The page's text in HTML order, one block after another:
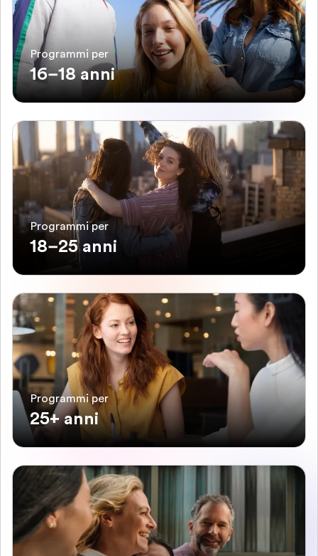
Programmi per
16–18 anni
Programmi per
18–25 anni
Programmi per
25+ anni